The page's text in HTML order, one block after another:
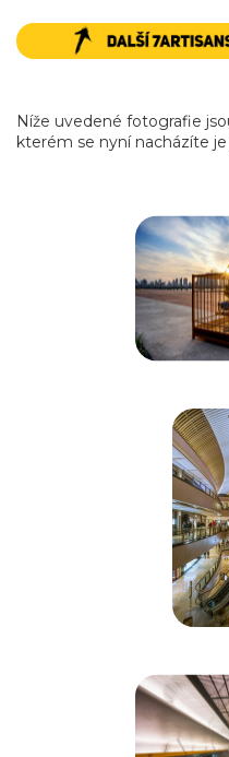
Níže uvedené fotografie
kterém se nyní nacházíte je